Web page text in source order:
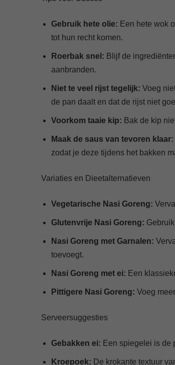
Gebruik hete olie: Een hete wok
tot hun recht komen.
Roerbak snel: Blijf de
aanbranden.
Niet te veel rijst tegelijk: Voeg
de pan daalt en dat de rijst niet
Voorkom taaie kip: Bak de kip
Maak de saus van tevoren klaar:
zodat je deze tijdens het bakken
Variaties en Dieetalternatieven
Vegetarische Nasi Goreng:
Glutenvrije Nasi Goreng:
Nasi Goreng met Garnalen:
toevoegt.
Nasi Goreng met ei: Een
Pittigere Nasi Goreng: Voeg
Serveersuggesties
Gebakken ei: Een spiegelei is de
Kroepoek: De krokante textuur